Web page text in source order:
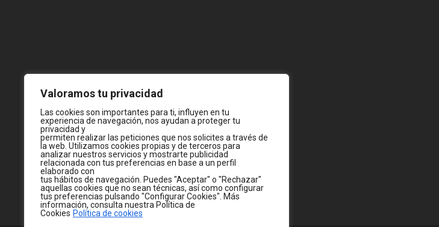
Valoramos tu privacidad
Las cookies son importantes para ti, influyen en tu
experiencia de navegación, nos ayudan a proteger tu
privacidad y
permiten realizar las peticiones que nos solicites a través de
la web. Utilizamos cookies propias y de terceros para
analizar nuestros servicios y mostrarte publicidad
relacionada con tus preferencias en base a un perfil
elaborado con
tus hábitos de navegación. Puedes "Aceptar" o "Rechazar"
aquellas cookies que no sean técnicas, así como configurar
tus preferencias pulsando "Configurar Cookies". Más
información, consulta nuestra Política de
Cookies Política de cookies